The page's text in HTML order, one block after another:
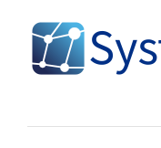
content